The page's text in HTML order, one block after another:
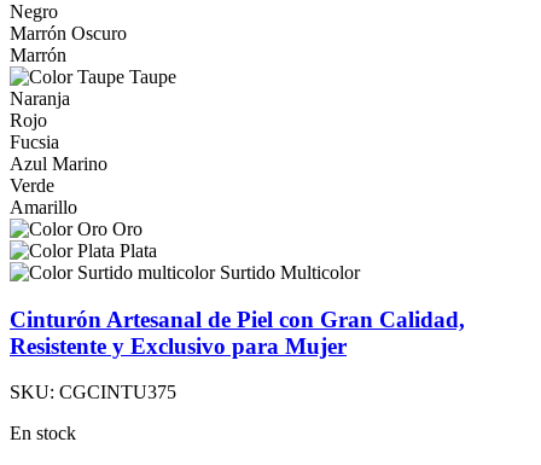
Negro
Marrón Oscuro
Marrón
Taupe
Naranja
Rojo
Fucsia
Azul Marino
Verde
Amarillo
Oro
Plata
Surtido Multicolor
Cinturón Artesanal de Piel con Gran Calidad,
Resistente y Exclusivo para Mujer
SKU: CGCINTU375
En stock